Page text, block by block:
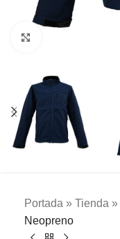
Portada » Tienda »
Neopreno